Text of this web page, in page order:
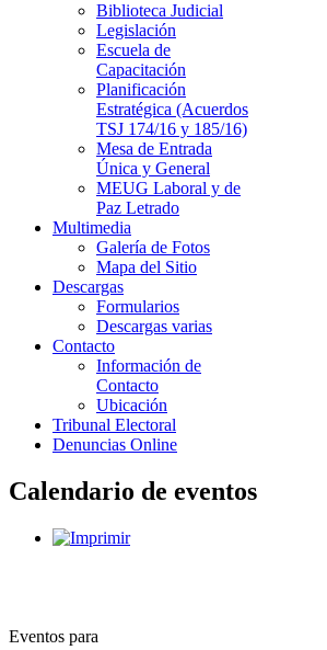
Biblioteca Judicial
Legislación
Escuela de
Capacitación
Planificación
Estratégica (Acuerdos
TSJ 174/16 y 185/16)
Mesa de Entrada
Única y General
MEUG Laboral y de
Paz Letrado
Multimedia
Galería de Fotos
Mapa del Sitio
Descargas
Formularios
Descargas varias
Contacto
Información de
Contacto
Ubicación
Tribunal Electoral
Denuncias Online
Calendario de eventos
Eventos para